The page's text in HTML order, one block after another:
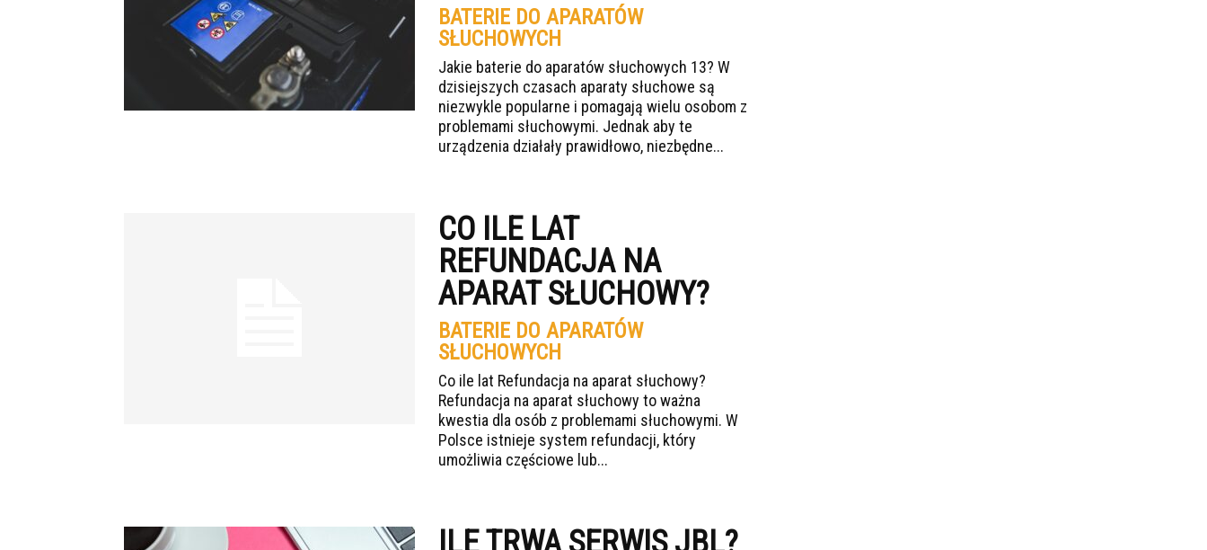
BATERIE DO APARATÓW
SŁUCHOWYCH
Jakie baterie do aparatów słuchowych 13? W
dzisiejszych czasach aparaty słuchowe są
niezwykle popularne i pomagają wielu osobom z
problemami słuchowymi. Jednak aby te
urządzenia działały prawidłowo, niezbędne...
CO ILE LAT
REFUNDACJA NA
APARAT SŁUCHOWY?
BATERIE DO APARATÓW
SŁUCHOWYCH
Co ile lat Refundacja na aparat słuchowy?
Refundacja na aparat słuchowy to ważna
kwestia dla osób z problemami słuchowymi. W
Polsce istnieje system refundacji, który
umożliwia częściowe lub...